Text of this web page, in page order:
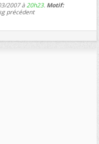
2007 à20h23. Motif:
précédent